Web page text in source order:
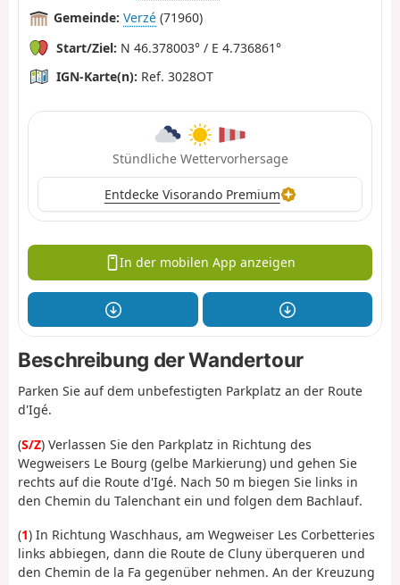
Gemeinde: Verzé (71960)
Start/Ziel: N 46.378003° / E 4.736861°
IGN-Karte(n): Ref. 3028OT
Stündliche Wettervorhersage
Entdecke Visorando Premium
In der mobilen App anzeigen
Beschreibung der Wandertour
Parken Sie auf dem unbefestigten Parkplatz an der Route
d'Igé.
(S/Z) Verlassen Sie den Parkplatz in Richtung des
Wegweisers Le Bourg (gelbe Markierung) und gehen Sie
rechts auf die Route d'Igé. Nach 50 m biegen Sie links in
den Chemin du Talenchant ein und folgen dem Bachlauf.
(1) In Richtung Waschhaus, am Wegweiser Les Corbetteries
links abbiegen, dann die Route de Cluny überqueren und
den Chemin de la Fa gegenüber nehmen. An der Kreuzung